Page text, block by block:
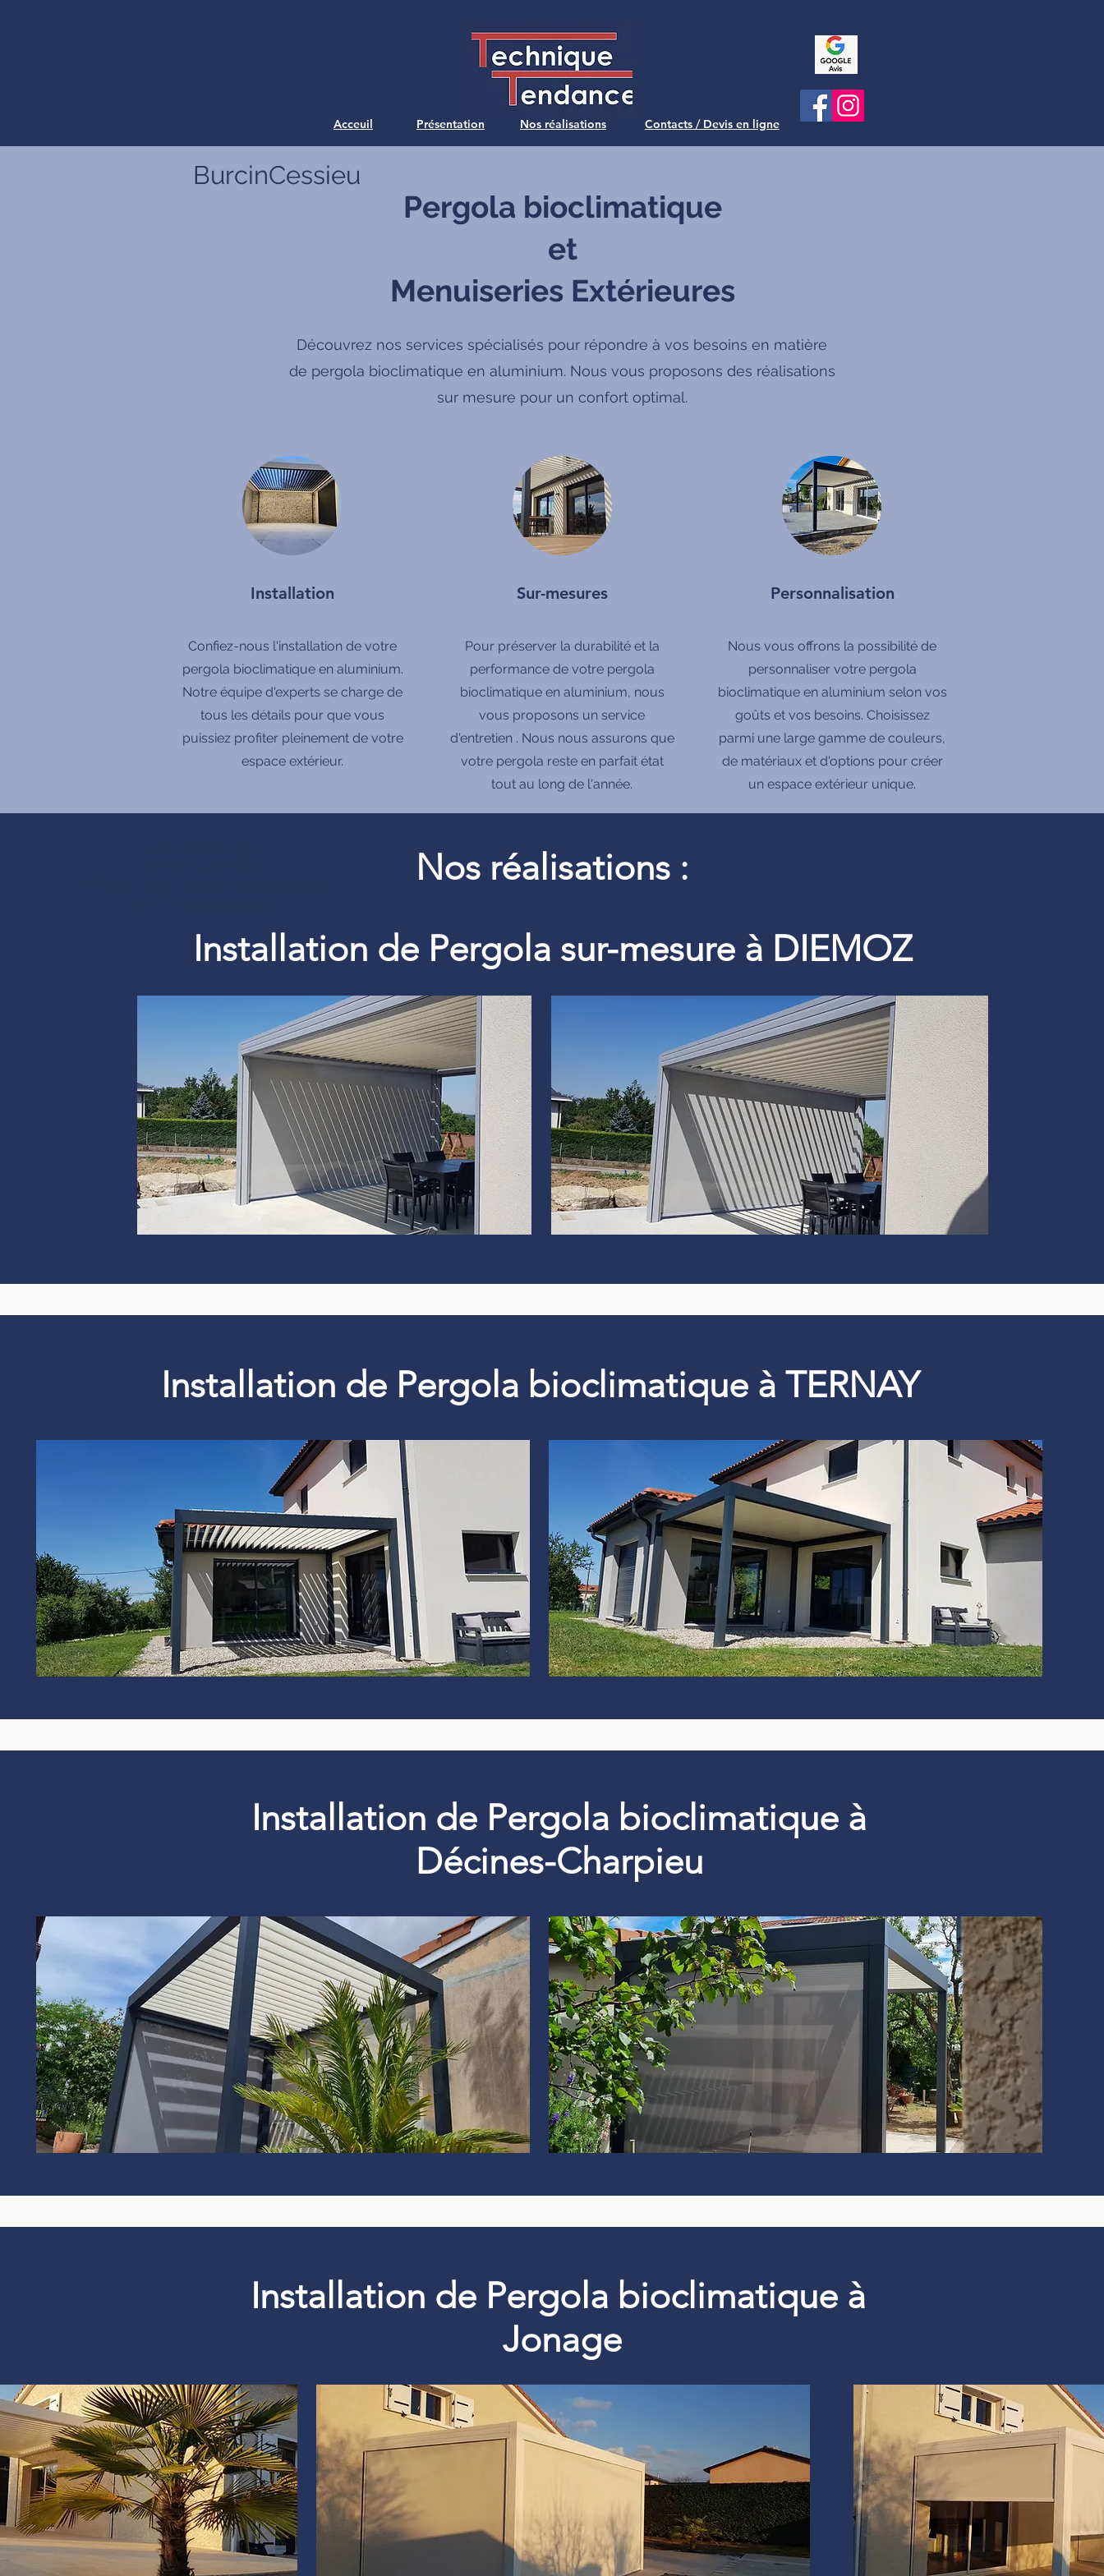
Acceuil Présentation Nos réalisations Contacts / Devis en ligne
BurcinCessieu
Pergola bioclimatique
et
Menuiseries Extérieures
Découvrez nos services spécialisés pour répondre à vos besoins en matière
de pergola bioclimatique en aluminium. Nous vous proposons des réalisations
sur mesure pour un confort optimal.
Installation
Confiez-nous l'installation de votre
pergola bioclimatique en aluminium.
Notre équipe d'experts se charge de
tous les détails pour que vous
puissiez profiter pleinement de votre
espace extérieur.
Sur-mesures
Pour préserver la durabilité et la
performance de votre pergola
bioclimatique en aluminium, nous
vous proposons un service
d'entretien . Nous nous assurons que
votre pergola reste en parfait état
tout au long de l'année.
Personnalisation
Nous vous offrons la possibilité de
personnaliser votre pergola
bioclimatique en aluminium selon vos
goûts et vos besoins. Choisissez
parmi une large gamme de couleurs,
de matériaux et d'options pour créer
un espace extérieur unique.
Nos réalisations :
Installation de Pergola sur-mesure à DIEMOZ
Installation de Pergola bioclimatique à TERNAY
Installation de Pergola bioclimatique à
Décines-Charpieu
Installation de Pergola bioclimatique à
Jonage